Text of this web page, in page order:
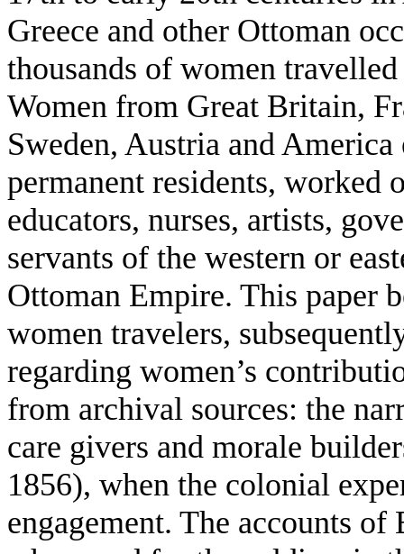
Greece and other Ottoman
thousands of women
Women from Great Britain,
Sweden, Austria and
permanent residents, worked
educators, nurses, artists,
servants of the western or
Ottoman Empire. This paper
women travelers,
regarding women’s
from archival sources: the
care givers and morale
1856), when the colonial
engagement. The accounts